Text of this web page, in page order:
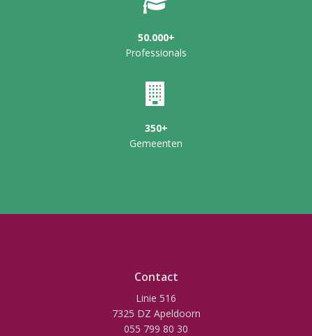
50.000+
Professionals
350+
Gemeenten
Contact
Linie 516
7325 DZ Apeldoorn
055 799 80 30